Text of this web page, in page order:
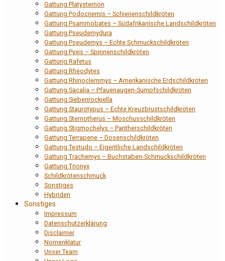
Gattung Platysternon
Gattung Podocnemis – Schienenschildkröten
Gattung Psammobates – Südafrikanische Landschildkröten
Gattung Pseudemydura
Gattung Pseudemys – Echte Schmuckschildkröten
Gattung Pyxis – Spinnenschildkröten
Gattung Rafetus
Gattung Rheodytes
Gattung Rhinoclemmys – Amerikanische Erdschildkröten
Gattung Sacalia – Pfauenaugen-Sumpfschildkröten
Gattung Siebenrockiella
Gattung Staurotypus – Echte Kreuzbrustschildkröten
Gattung Sternotherus – Moschusschildkröten
Gattung Stigmochelys – Pantherschildkröten
Gattung Terrapene – Dosenschildkröten
Gattung Testudo – Eigentliche Landschildkröten
Gattung Trachemys – Buchstaben-Schmuckschildkröten
Gattung Trionyx
Schildkrötenschmuck
Sonstiges
Hybriden
Sonstiges
Impressum
Datenschutzerklärung
Disclaimer
Nomenklatur
Unser Team